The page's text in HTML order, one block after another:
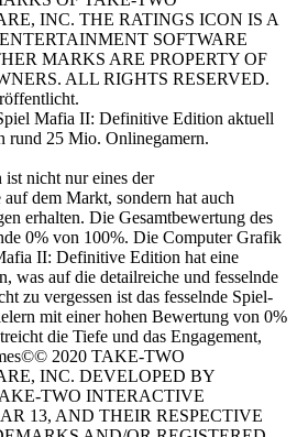
INC. THE RATINGS ICON IS A
SOFTWARE
MARKS ARE PROPERTY OF
ALL RIGHTS RESERVED.
Mafia II: Definitive Edition aktuell
rund 25 Mio. Onlinegamern.
nicht nur eines der
dem Markt, sondern hat auch
erhalten. Die Gesamtbewertung des
0% von 100%. Die Computer Grafik
II: Definitive Edition hat eine
was auf die detailreiche und fesselnde
zu vergessen ist das fesselnde Spiel-
mit einer hohen Bewertung von 0%
die Tiefe und das Engagement,
2020 TAKE-TWO
INC. DEVELOPED BY
TWO INTERACTIVE
13, AND THEIR RESPECTIVE